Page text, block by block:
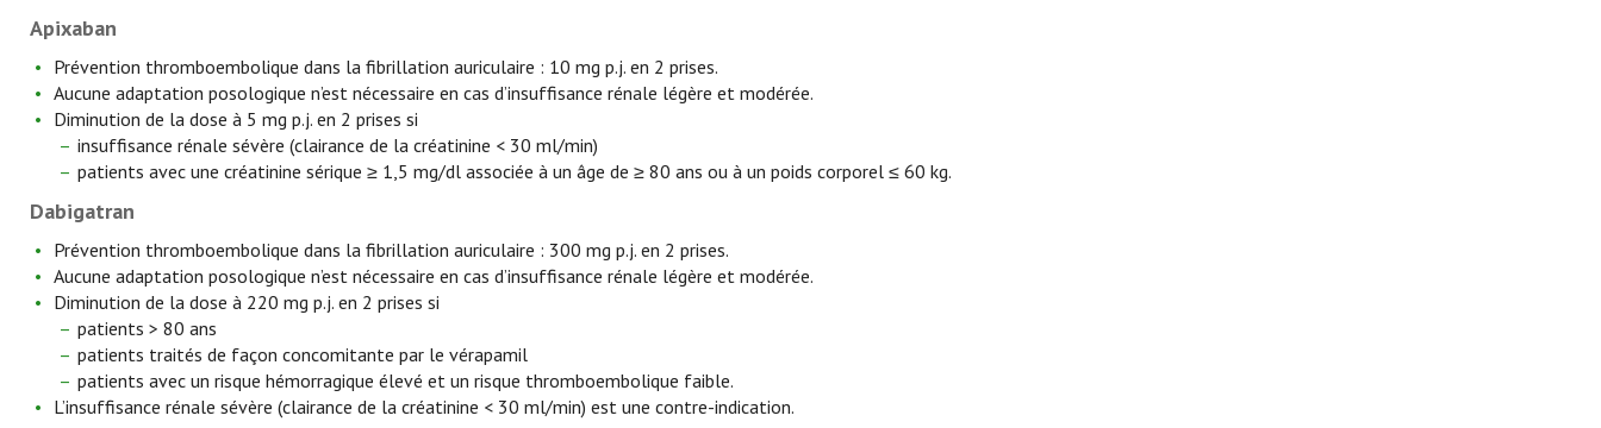
Apixaban
Prévention thromboembolique dans la fibrillation auriculaire : 10 mg p.j. en 2 prises.
Aucune adaptation posologique n’est nécessaire en cas d’insuffisance rénale légère et modérée.
Diminution de la dose à 5 mg p.j. en 2 prises si
insuffisance rénale sévère (clairance de la créatinine < 30 ml/min)
patients avec une créatinine sérique ≥ 1,5 mg/dl associée à un âge de ≥ 80 ans ou à un poids corporel ≤ 60 kg.
Dabigatran
Prévention thromboembolique dans la fibrillation auriculaire : 300 mg p.j. en 2 prises.
Aucune adaptation posologique n’est nécessaire en cas d’insuffisance rénale légère et modérée.
Diminution de la dose à 220 mg p.j. en 2 prises si
patients > 80 ans
patients traités de façon concomitante par le vérapamil
patients avec un risque hémorragique élevé et un risque thromboembolique faible.
L’insuffisance rénale sévère (clairance de la créatinine < 30 ml/min) est une contre-indication.